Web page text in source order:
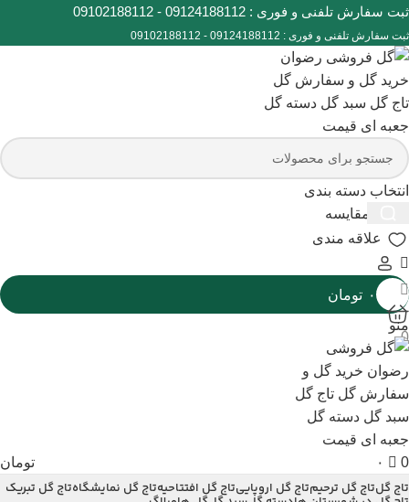
ثبت سفارش تلفنی و فوری : 09124188112
-
09102188112
ثبت سفارش تلفنی و فوری : 09124188112
-
09102188112
انتخاب دسته بندی
مقایسه
علاقه مندی
0
۰ تومان
منو
0 ۰ تومان
تاج گلتاج گل ترحیمتاج گل اروپاییتاج گل افتتاحیهتاج گل نمایشگاهتاج گل تبریک